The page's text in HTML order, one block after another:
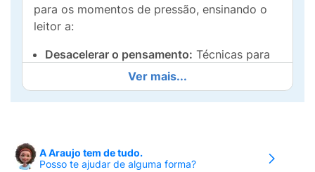
para os momentos de pressão, ensinando o
leitor a:
Desacelerar o pensamento: Técnicas para
combater a Síndrome do Pensamento
Acelerado (SPA).
com o futuro.
Ver mais...
A Araujo tem de tudo.
Posso te ajudar de alguma forma?